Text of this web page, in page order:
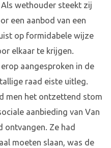
wethouder steekt zij
een aanbod van een
op formidabele wijze
elkaar te krijgen.
aangesproken in de
raad eiste uitleg.
men het ontzettend stom
aanbieding van Van
ontvangen. Ze had
moeten slaan, was de